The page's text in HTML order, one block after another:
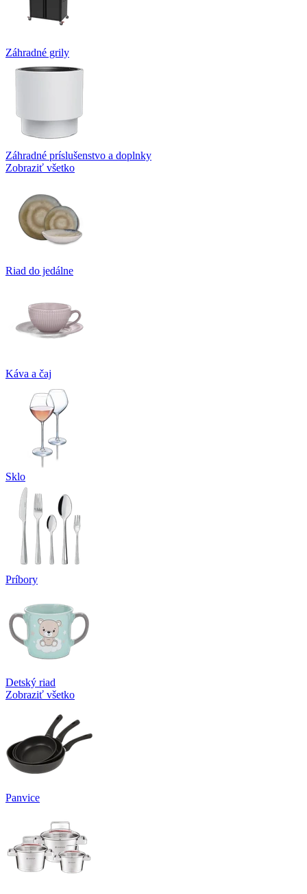
Záhradné grily
Záhradné príslušenstvo a doplnky
Zobraziť všetko
Riad do jedálne
Káva a čaj
Sklo
Príbory
Detský riad
Zobraziť všetko
Panvice